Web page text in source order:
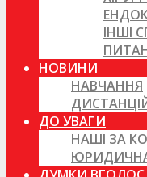
ІНШІ
НОВИНИ
НАВЧАННЯ
ДО УВАГИ
НАШІ ЗА